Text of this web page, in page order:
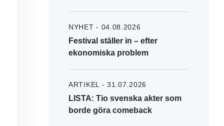
NYHET - 04.08.2026
Festival ställer in – efter
ekonomiska problem
ARTIKEL - 31.07.2026
LISTA: Tio svenska akter som
borde göra comeback